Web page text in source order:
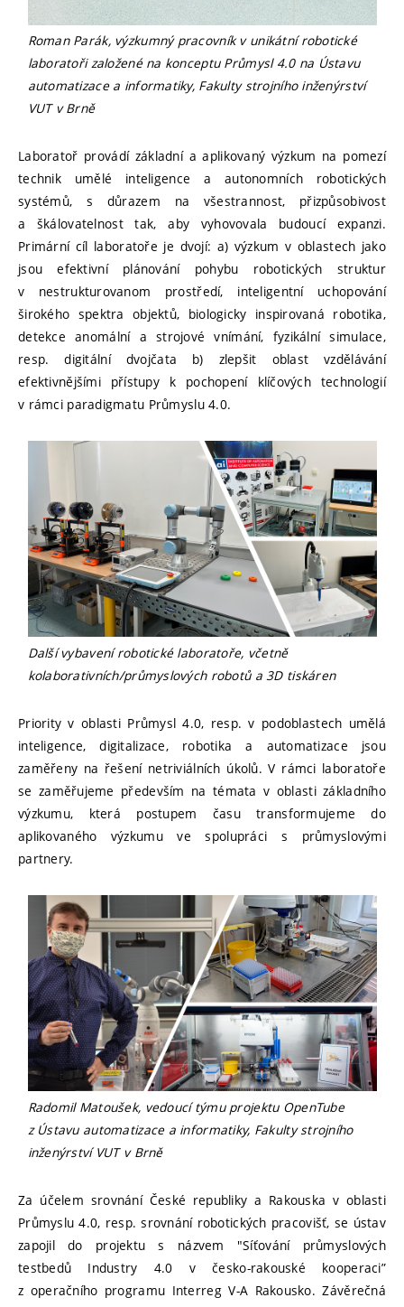
Roman Parák, výzkumný pracovník v unikátní robotické
laboratoři založené na konceptu Průmysl 4.0 na Ústavu
automatizace a informatiky, Fakulty strojního inženýrství
VUT v Brně
Laboratoř provádí základní a aplikovaný výzkum na pomezí
technik umělé inteligence a autonomních robotických
systémů, s důrazem na všestrannost, přizpůsobivost
a škálovatelnost tak, aby vyhovovala budoucí expanzi.
Primární cíl laboratoře je dvojí: a) výzkum v oblastech jako
jsou efektivní plánování pohybu robotických struktur
v nestrukturovanom prostředí, inteligentní uchopování
širokého spektra objektů, biologicky inspirovaná robotika,
detekce anomální a strojové vnímání, fyzikální simulace,
resp. digitální dvojčata b) zlepšit oblast vzdělávání
efektivnějšími přístupy k pochopení klíčových technologií
v rámci paradigmatu Průmyslu 4.0.
Další vybavení robotické laboratoře, včetně
kolaborativních/průmyslových robotů a 3D tiskáren
Priority v oblasti Průmysl 4.0, resp. v podoblastech umělá
inteligence, digitalizace, robotika a automatizace jsou
zaměřeny na řešení netriviálních úkolů. V rámci laboratoře
se zaměřujeme především na témata v oblasti základního
výzkumu, která postupem času transformujeme do
aplikovaného výzkumu ve spolupráci s průmyslovými
partnery.
Radomil Matoušek, vedoucí týmu projektu OpenTube
z Ústavu automatizace a informatiky, Fakulty strojního
inženýrství VUT v Brně
Za účelem srovnání České republiky a Rakouska v oblasti
Průmyslu 4.0, resp. srovnání robotických pracovišť, se ústav
zapojil do projektu s názvem "Síťování průmyslových
testbedů Industry 4.0 v česko-rakouské kooperaci”
z operačního programu Interreg V-A Rakousko. Závěrečná